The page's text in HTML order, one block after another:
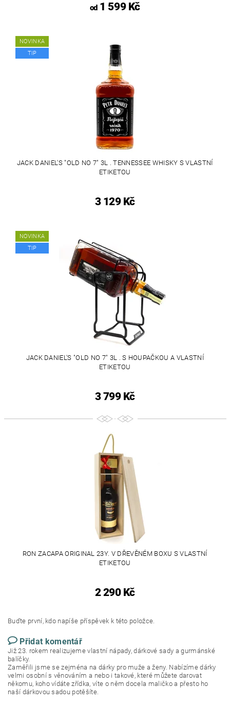
od1 599 Kč
NOVINKA
TIP
JACK DANIEL'S "OLD NO 7" 3L . TENNESSEE WHISKY S VLASTNÍ
ETIKETOU
3 129 Kč
NOVINKA
TIP
JACK DANIEL'S "OLD NO 7" 3L . S HOUPAČKOU A VLASTNÍ
ETIKETOU
3 799 Kč
RON ZACAPA ORIGINAL 23Y. V DŘEVĚNÉM BOXU S VLASTNÍ
ETIKETOU
2 290 Kč
Buďte první, kdo napíše příspěvek k této položce.
Přidat komentář
Již 23. rokem realizujeme vlastní nápady, dárkové sady a gurmánské
balíčky.
Zaměřili jsme se zejména na dárky pro muže a ženy. Nabízíme dárky
velmi osobní s věnováním a nebo i takové, které můžete darovat
někomu, koho vídáte zřídka, víte o něm docela maličko a přesto ho
naší dárkovou sadou potěšíte.